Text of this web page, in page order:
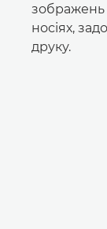
зображень
носіях,
друку.